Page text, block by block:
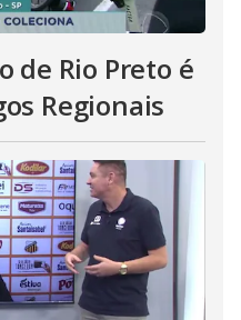
de Rio Preto é
Regionais